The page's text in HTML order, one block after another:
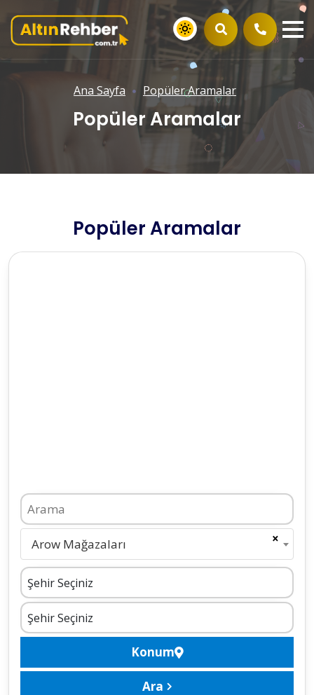
Ana Sayfa Popüler Aramalar
Popüler Aramalar
Popüler Aramalar
×
Arow Mağazaları
Konum
Ara